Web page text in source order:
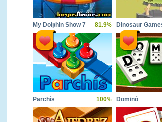
My Dolphin Show 7 81.9%
Parchís 100% Dominó